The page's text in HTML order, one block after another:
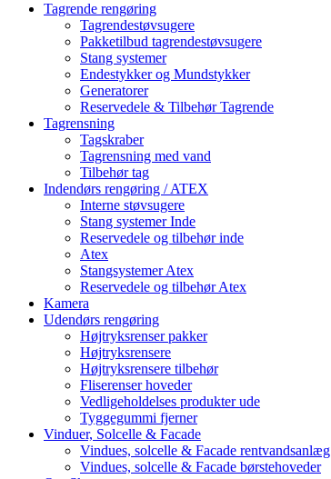
Tagrende rengøring
Tagrendestøvsugere
Pakketilbud tagrendestøvsugere
Stang systemer
Endestykker og Mundstykker
Generatorer
Reservedele & Tilbehør Tagrende
Tagrensning
Tagskraber
Tagrensning med vand
Tilbehør tag
Indendørs rengøring / ATEX
Interne støvsugere
Stang systemer Inde
Reservedele og tilbehør inde
Atex
Stangsystemer Atex
Reservedele og tilbehør Atex
Kamera
Udendørs rengøring
Højtryksrenser pakker
Højtryksrensere
Højtryksrensere tilbehør
Fliserenser hoveder
Vedligeholdelses produkter ude
Tyggegummi fjerner
Vinduer, Solcelle & Facade
Vindues, solcelle & Facade rentvandsanlæg
Vindues, solcelle & Facade børstehoveder